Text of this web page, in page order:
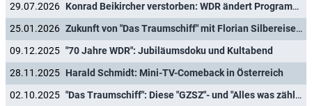
29.07.2026
Konrad Beikircher verstorben: WDR ändert Programm zu Ehren des Kabarettisten
25.01.2026
Zukunft von "Das Traumschiff" mit Florian Silbereisen als Kapitän gesichert
09.12.2025 "70 Jahre WDR": Jubiläumsdoku und Kultabend
28.11.2025 Harald Schmidt: Mini-TV-Comeback in Österreich
02.10.2025
"Das Traumschiff": Diese "GZSZ"- und "Alles was zählt"-Stars sind in den neuen Folgen an Bord